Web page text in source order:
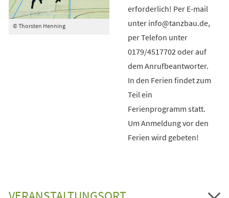
© Thorsten Henning
erforderlich! Per E-mail
unter info@tanzbau.de,
per Telefon unter
0179/4517702 oder auf
dem Anrufbeantworter.
In den Ferien findet zum
Teil ein
Ferienprogramm statt.
Um Anmeldung vor den
Ferien wird gebeten!